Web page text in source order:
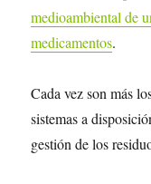
medioambiental de
medicamentos.
Cada vez son más
sistemas a
gestión de los